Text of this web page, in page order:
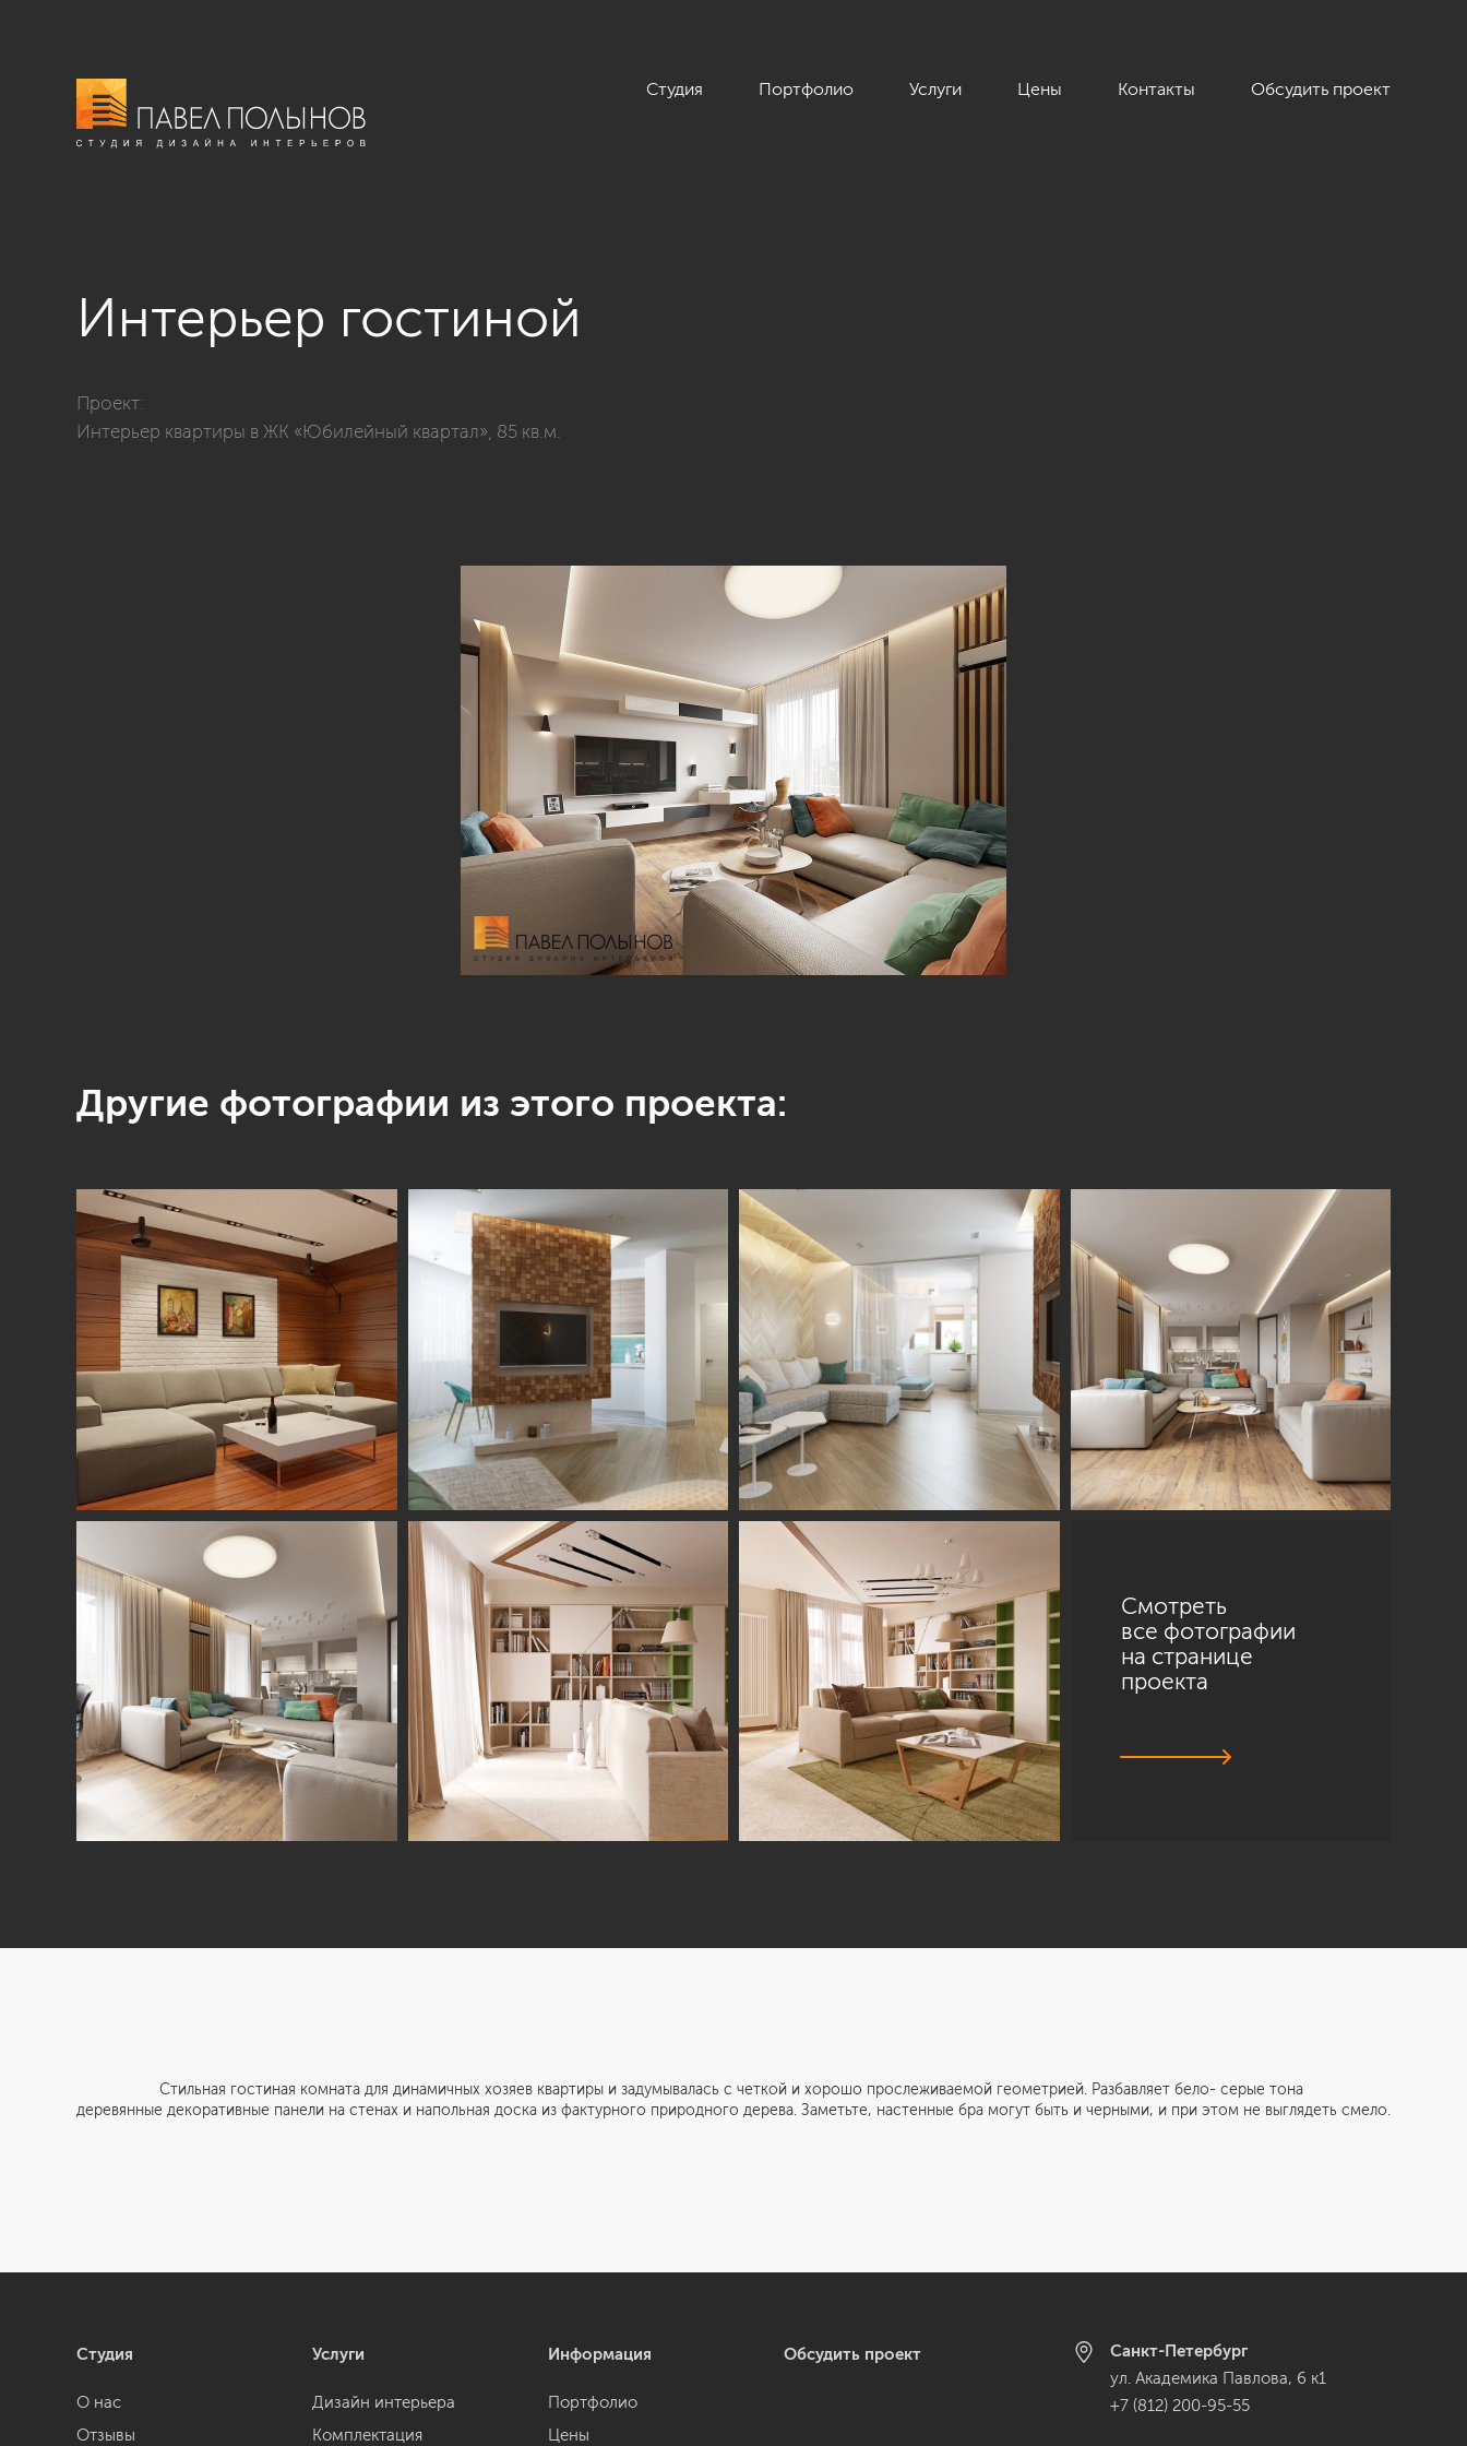
Студия Портфолио Услуги Цены Контакты Обсудить проект
Интерьер гостиной
Проект:
Интерьер квартиры в ЖК «Юбилейный квартал», 85 кв.м.
Другие фотографии из этого проекта:
Смотреть
все фотографии
на странице
проекта
Стильная гостиная комната для динамичных хозяев квартиры и задумывалась с четкой и хорошо прослеживаемой геометрией. Разбавляет бело- серые тона
деревянные декоративные панели на стенах и напольная доска из фактурного природного дерева. Заметьте, настенные бра могут быть и черными, и при этом не выглядеть смело.
Студия
О нас
Отзывы
Услуги
Дизайн интерьера
Комплектация
Информация
Портфолио
Цены
Обсудить проект
Санкт-Петербург
ул. Академика Павлова, 6 к1
+7 (812) 200-95-55